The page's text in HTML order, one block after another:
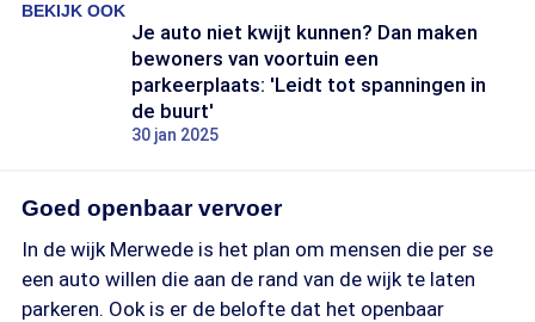
BEKIJK OOK
Je auto niet kwijt kunnen? Dan maken
bewoners van voortuin een
parkeerplaats: 'Leidt tot spanningen in
de buurt'
30 jan 2025
Goed openbaar vervoer
In de wijk Merwede is het plan om mensen die per se
een auto willen die aan de rand van de wijk te laten
parkeren. Ook is er de belofte dat het openbaar